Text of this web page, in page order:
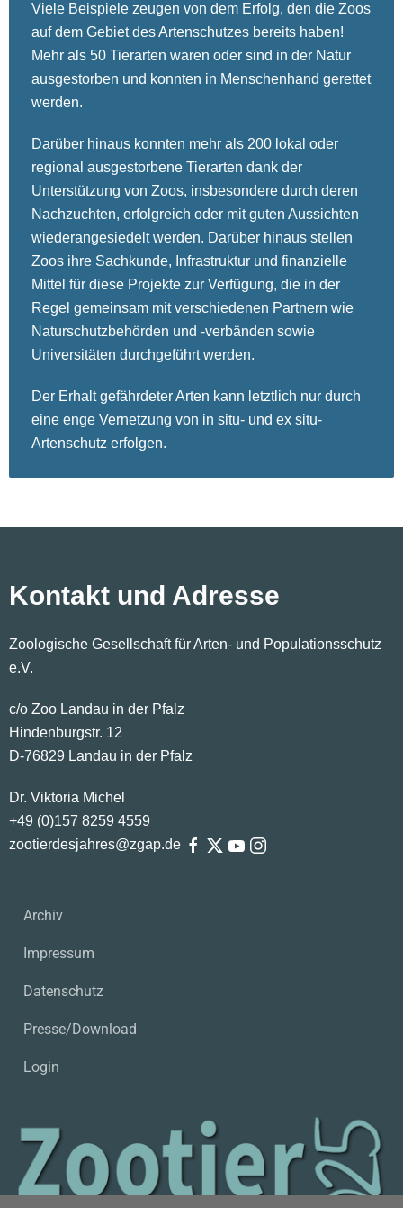
Viele Beispiele zeugen von dem Erfolg, den die Zoos
auf dem Gebiet des Artenschutzes bereits haben!
Mehr als 50 Tierarten waren oder sind in der Natur
ausgestorben und konnten in Menschenhand gerettet
werden.
Darüber hinaus konnten mehr als 200 lokal oder
regional ausgestorbene Tierarten dank der
Unterstützung von Zoos, insbesondere durch deren
Nachzuchten, erfolgreich oder mit guten Aussichten
wiederangesiedelt werden. Darüber hinaus stellen
Zoos ihre Sachkunde, Infrastruktur und finanzielle
Mittel für diese Projekte zur Verfügung, die in der
Regel gemeinsam mit verschiedenen Partnern wie
Naturschutzbehörden und -verbänden sowie
Universitäten durchgeführt werden.
Der Erhalt gefährdeter Arten kann letztlich nur durch
eine enge Vernetzung von in situ- und ex situ-
Artenschutz erfolgen.
Kontakt und Adresse
Zoologische Gesellschaft für Arten- und Populationsschutz
e.V.
c/o Zoo Landau in der Pfalz
Hindenburgstr. 12
D-76829 Landau in der Pfalz
Dr. Viktoria Michel
+49 (0)157 8259 4559
zootierdesjahres@zgap.de
Archiv
Impressum
Datenschutz
Presse/Download
Login